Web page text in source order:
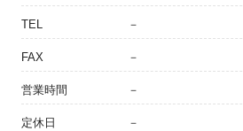
TEL －
FAX －
営業時間 －
定休日 －